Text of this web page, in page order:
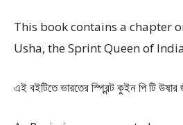
This book contains a chapter
Usha, the Sprint Queen of
এই বইটিতে ভারতের স্প্রিন্ট কুইন পি টি